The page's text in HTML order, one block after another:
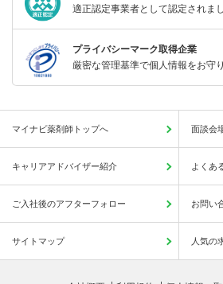
適正認定事業者として認定されまし
プライバシーマーク取得企業
厳密な管理基準で個人情報をお守
マイナビ薬剤師トップへ 面談会
キャリアアドバイザー紹介 よくあ
ご入社後のアフターフォロー お問い
サイトマップ 人気の